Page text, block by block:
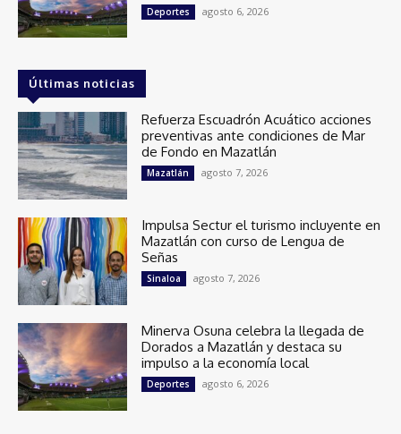
Deportes agosto 6, 2026
Últimas noticias
Refuerza Escuadrón Acuático acciones
preventivas ante condiciones de Mar
de Fondo en Mazatlán
Mazatlán agosto 7, 2026
Impulsa Sectur el turismo incluyente en
Mazatlán con curso de Lengua de
Señas
Sinaloa agosto 7, 2026
Minerva Osuna celebra la llegada de
Dorados a Mazatlán y destaca su
impulso a la economía local
Deportes agosto 6, 2026